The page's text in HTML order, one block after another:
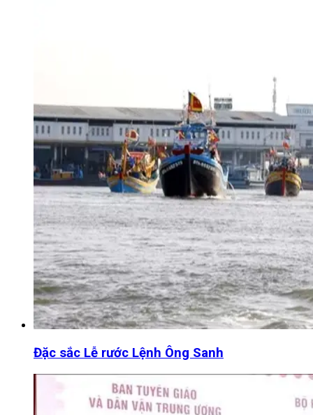
Đặc sắc Lễ rước Lệnh Ông Sanh